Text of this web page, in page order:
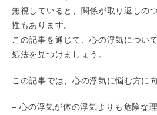
無視していると、関係が取り返しの
性もあります。
この記事を通じて、心の浮気につい
処法を見つけましょう。
この記事では、心の浮気に悩む方に向
– 心の浮気が体の浮気よりも危険な